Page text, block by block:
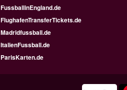
FussballinEngland.de
FlughafenTransferTickets.de
Madridfussball.de
ItalienFussball.de
ParisKarten.de